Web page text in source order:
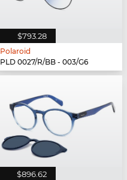
$793.28
Polaroid
PLD 0027/R/BB - 003/G6
$896.62